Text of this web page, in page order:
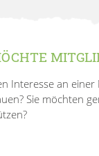
Interesse an
Sie möchten